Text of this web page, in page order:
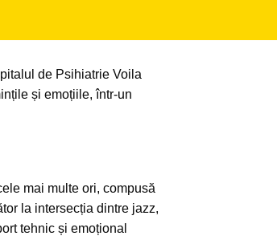
de Psihiatrie Voila
și emoțiile, într-un
mai multe ori, compusă
la intersecția dintre jazz,
tehnic și emoțional